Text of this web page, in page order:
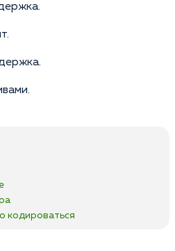
кодироваться